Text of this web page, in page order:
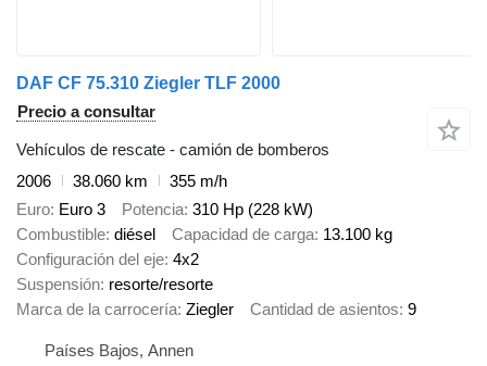
DAF CF 75.310 Ziegler TLF 2000
Precio a consultar
Vehículos de rescate - camión de bomberos
2006
38.060 km
355 m/h
Euro Euro 3 Potencia 310 Hp (228 kW)
Combustible diésel Capacidad de carga 13.100 kg
Configuración del eje 4x2
Suspensión resorte/resorte
Marca de la carrocería Ziegler Cantidad de asientos 9
Países Bajos, Annen